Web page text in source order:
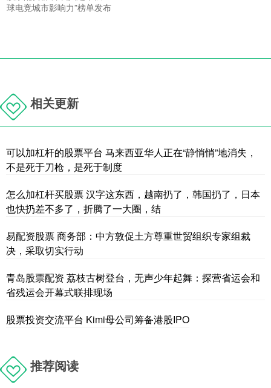
球电竞城市影响力”榜单发布
相关更新
可以加杠杆的股票平台 马来西亚华人正在“静悄悄”地消失，
不是死于刀枪，是死于制度
怎么加杠杆买股票 汉字这东西，越南扔了，韩国扔了，日本
也快扔差不多了，折腾了一大圈，结
易配资股票 商务部：中方敦促土方尊重世贸组织专家组裁
决，采取切实行动
青岛股票配资 荔枝古树登台，无声少年起舞：探营省运会和
省残运会开幕式联排现场
股票投资交流平台 Kimi母公司筹备港股IPO
推荐阅读